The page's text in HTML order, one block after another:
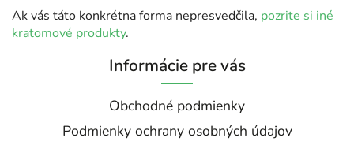
Ak vás táto konkrétna forma nepresvedčila, pozrite si iné
kratomové produkty.
Informácie pre vás
Obchodné podmienky
Podmienky ochrany osobných údajov